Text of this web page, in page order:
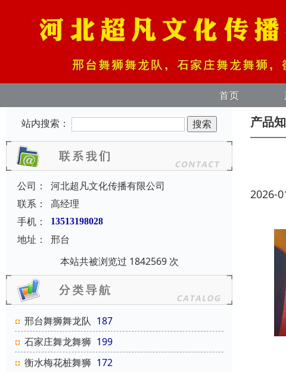
首页
站内搜索：
公司：
河北超凡文化传播有限公司
联系：
高经理
手机：
13513198028
地址：
邢台
本站共被浏览过 1842569 次
邢台舞狮舞龙队 187
石家庄舞龙舞狮 199
衡水梅花桩舞狮 172
产品
2026-